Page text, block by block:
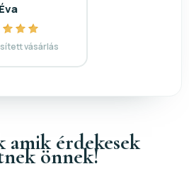
Éva
vásárlás
amik érdekesek
önnek!